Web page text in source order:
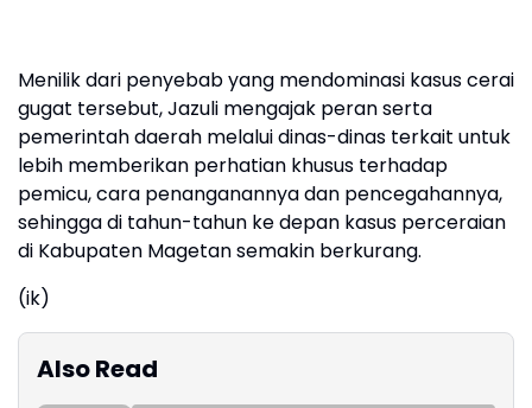
Menilik dari penyebab yang mendominasi kasus cerai
gugat tersebut, Jazuli mengajak peran serta
pemerintah daerah melalui dinas-dinas terkait untuk
lebih memberikan perhatian khusus terhadap
pemicu, cara penanganannya dan pencegahannya,
sehingga di tahun-tahun ke depan kasus perceraian
di Kabupaten Magetan semakin berkurang.
(ik)
Also Read